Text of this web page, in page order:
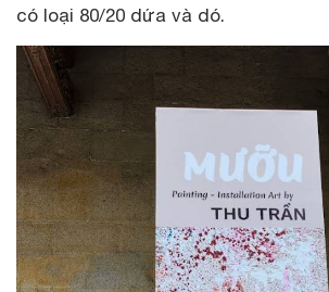
có loại 80/20 dứa và dó.